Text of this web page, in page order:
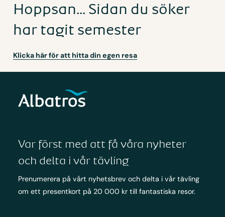
Hoppsan... Sidan du söker
har tagit semester
Klicka här för att hitta din egen resa
Var först med att få våra nyheter
och delta i vår tävling
Prenumerera på vårt nyhetsbrev och delta i vår tävling
om ett presentkort på 20 000 kr till fantastiska resor.